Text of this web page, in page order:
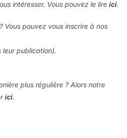
intéresser. Vous pouvez le lire ici.
Vous pouvez vous inscrire à nos
leur publication).
plus régulière ? Alors notre
ici.